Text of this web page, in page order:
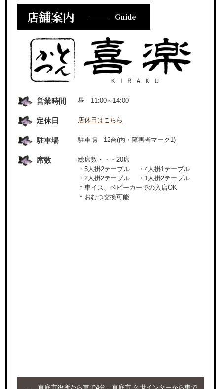
店舗案内 Guide
営業時間 昼 11:00～14:00
定休日 店休日はこちら
駐車場 駐車場 12台(内・障害者マーク1)
席数
総席数・・・20席
・5人掛2テーブル ・4人掛1テーブル
・2人掛2テーブル ・1人掛2テーブル
＊車イス、ベビーカーでの入店OK
＊おむつ交換可能
真庭市役所から車で4分、真庭市 久世インターから車で